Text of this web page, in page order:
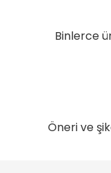
Binlerce
Öneri ve